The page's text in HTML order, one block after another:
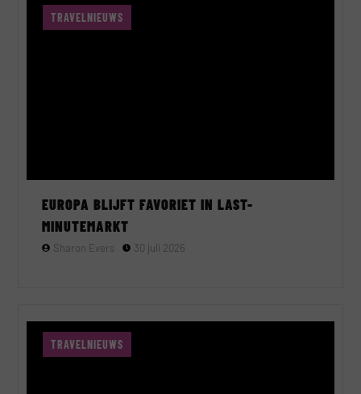
TRAVELNIEUWS
EUROPA BLIJFT FAVORIET IN LAST-
MINUTEMARKT
Sharon Evers 30 juli 2026
TRAVELNIEUWS